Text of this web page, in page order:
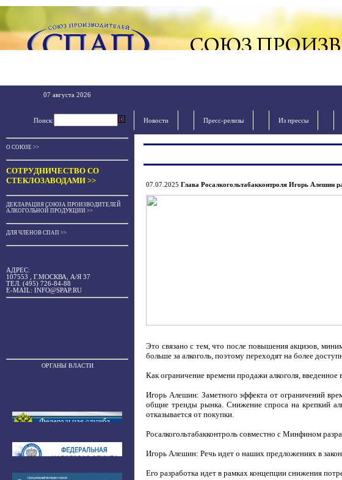
07 августа 2026
Поиск: Новости Пресс-релизы Из прессы
О СОЮЗЕ >>
СОТРУДНИЧЕСТВО СО
СТЕКЛОЗАВОДАМИ >>
ДЕКЛАРАЦИЯ СОЮЗА ПРОИЗВОДИТЕЛЕЙ
АЛКОГОЛЬНОЙ ПРОДУКЦИИ >>
ДЛЯ ЧЛЕНОВ СПАП >>
АДРЕС:
107553 , Г.МОСКВА, А/Я 37
ТЕЛ. (495) 726-84-88
E-MAIL: INFO@SPAP.RU
ОРГАНЫ ВЛАСТИ
07.07.2025 Глава Росалкогольтабакконтроля Игорь Алешин
Это связано с тем, что после повышения акцизов,
больше за алкоголь, поэтому переходят на более
Как ограничение времени продажи алкоголя,
Игорь Алешин: Заметного эффекта от ограничений
общие тренды рынка. Снижение спроса на крепкий
отказывается от покупки.
Росалкогольтабакконтроль совместно с Минфином
Игорь Алешин: Речь идет о наших предложениях в
Его разработка идет в рамках концепции снижения